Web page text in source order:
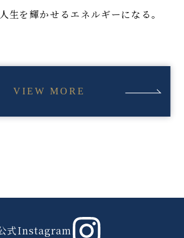
は、＜全160邸＞完売いたしま
生を輝かせるエネルギーになる。
VIEW MORE
式Instagram